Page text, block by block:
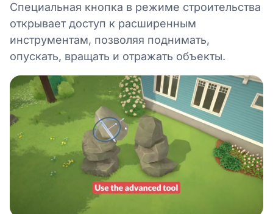
Специальная кнопка в режиме строительства
открывает доступ к расширенным
инструментам, позволяя поднимать,
опускать, вращать и отражать объекты.